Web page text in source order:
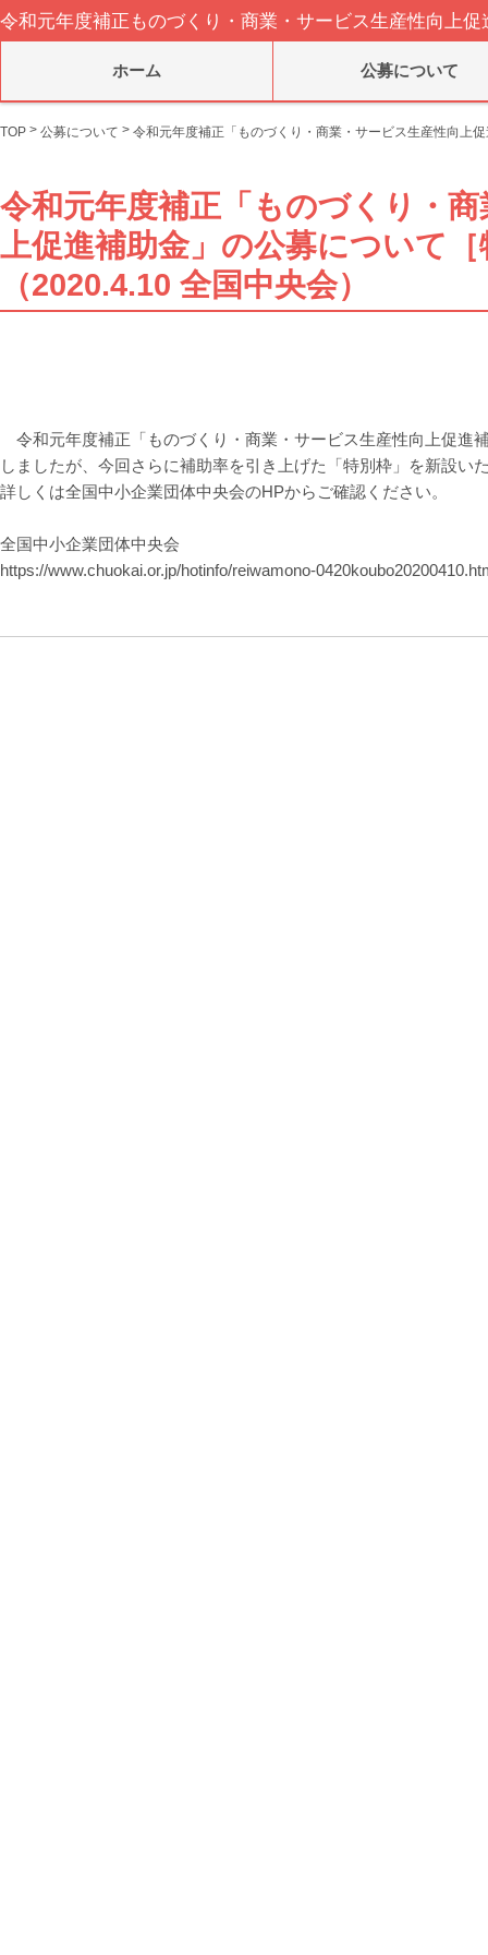
令和元年度補正ものづくり・商業・サービス生産性向上促
ホーム 公募について
TOP > 公募について > 令和元年度補正「ものづくり・商業・サービス生産性向上
令和元年度補正「ものづくり・
上促進補助金」の公募について
（2020.4.10 全国中央会）
令和元年度補正「ものづくり・商業・サービス生産性向上促進
しましたが、今回さらに補助率を引き上げた「特別枠」を新設い
詳しくは全国中小企業団体中央会のHPからご確認ください。
全国中小企業団体中央会
https://www.chuokai.or.jp/hotinfo/reiwamono-